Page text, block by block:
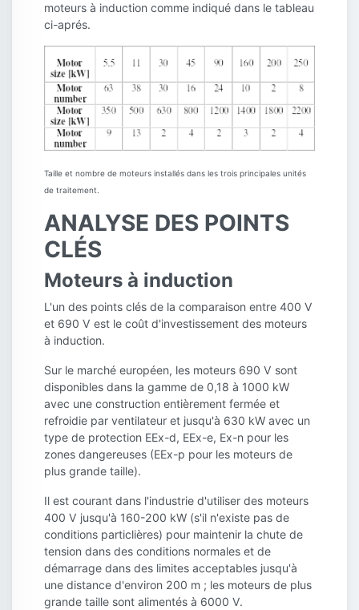
moteurs à induction comme indiqué dans le tableau
ci-aprés.
Taille et nombre de moteurs installés dans les trois principales unités
de traitement.
ANALYSE DES POINTS
CLÉS
Moteurs à induction
L'un des points clés de la comparaison entre 400 V
et 690 V est le coût d'investissement des moteurs
à induction.
Sur le marché européen, les moteurs 690 V sont
disponibles dans la gamme de 0,18 à 1000 kW
avec une construction entièrement fermée et
refroidie par ventilateur et jusqu'à 630 kW avec un
type de protection EEx-d, EEx-e, Ex-n pour les
zones dangereuses (EEx-p pour les moteurs de
plus grande taille).
Il est courant dans l'industrie d'utiliser des moteurs
400 V jusqu'à 160-200 kW (s'il n'existe pas de
conditions particlières) pour maintenir la chute de
tension dans des conditions normales et de
démarrage dans des limites acceptables jusqu'à
une distance d'environ 200 m ; les moteurs de plus
grande taille sont alimentés à 6000 V.